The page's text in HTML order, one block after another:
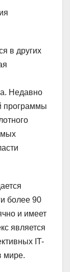
в других
Недавно
программы
более 90
и имеет
является
IT-
мире.